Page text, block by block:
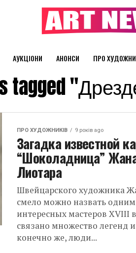
АУКЦІОНИ АНОНСИ ПРО
tagged
ПРО ХУДОЖНИКІВ 9 років ago
Загадка известной
“Шоколадница”
Лиотара
Швейцарского художника
смело можно назвать
интересных мастеров XVIII
связано множество легенд
конечно же, люди...